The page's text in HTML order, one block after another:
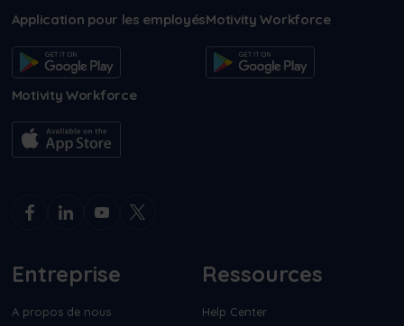
Application pour les employésMotivity Workforce
Motivity Workforce
Entreprise
A propos de nous
Ressources
Help Center